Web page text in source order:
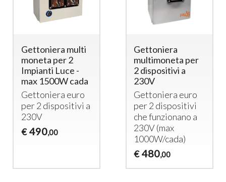
Gettoniera multi
moneta per 2
Impianti Luce -
max 1500W cada
Gettoniera euro
per 2 dispositivi a
230V
€ 490,00
Gettoniera
multimoneta per
2 dispositivi a
230V
Gettoniera euro
per 2 dispositivi
che funzionano a
230V (max
1000W/cada)
€ 480,00